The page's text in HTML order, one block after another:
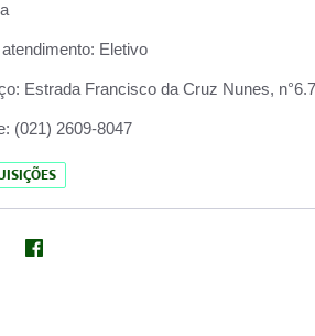
Eletivo
Estrada Francisco da Cruz Nunes,
(021) 2609-8047